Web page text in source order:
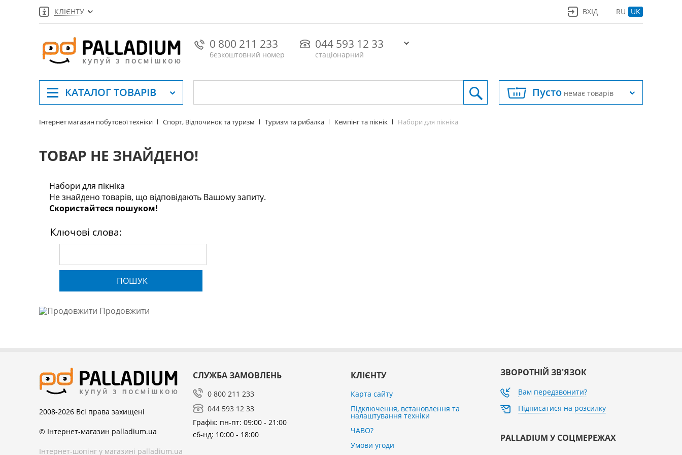
КЛІЄНТУ RU UK
ВХІД
0 800 211 233
безкоштовний номер
044 593 12 33
стаціонарний
КАТАЛОГТОВАРІВ Пусто немає товарів
Інтернет магазин побутової техніки Спорт, Відпочинок та туризм Туризм та рибалка Кемпінг та пікнік Набори для пікніка
ТОВАР НЕ ЗНАЙДЕНО!
Набори для пікніка
Не знайдено товарів, що відповідають Вашому запиту.
Скористайтеся пошуком!
Ключові слова:
ПОШУК
Продовжити
2008-2026 Всі права захищені
© Інтернет-магазин palladium.ua
Інтернет-шопінг у магазині palladium.ua
СЛУЖБА ЗАМОВЛЕНЬ
0 800 211 233
044 593 12 33
Графік: пн-пт: 09:00 - 21:00
сб-нд: 10:00 - 18:00
КЛІЄНТУ
Карта сайту
Підключення, встановлення та
налаштування техніки
ЧАВО?
Умови угоди
ЗВОРОТНІЙ ЗВ'ЯЗОК
Вам передзвонити?
Підписатися на розсилку
PALLADIUM У СОЦМЕРЕЖАХ